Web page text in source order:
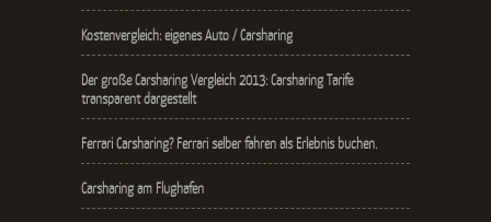
Kostenvergleich: eigenes Auto / Carsharing
Der große Carsharing Vergleich 2013: Carsharing Tarife
transparent dargestellt
Ferrari Carsharing? Ferrari selber fahren als Erlebnis buchen.
Carsharing am Flughafen